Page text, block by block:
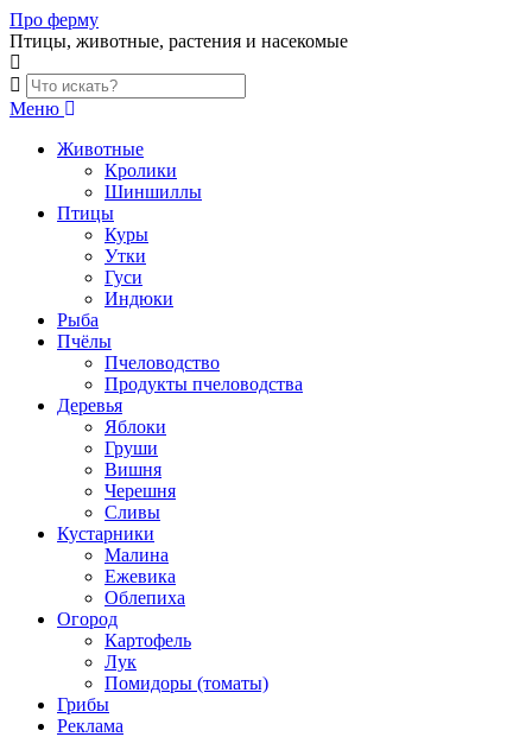
Skip
to
content
Про ферму
Птицы, животные, растения и насекомые
Меню
Животные
Кролики
Шиншиллы
Птицы
Куры
Утки
Гуси
Индюки
Рыба
Пчёлы
Пчеловодство
Продукты пчеловодства
Деревья
Яблоки
Груши
Вишня
Черешня
Сливы
Кустарники
Малина
Ежевика
Облепиха
Огород
Картофель
Лук
Помидоры (томаты)
Грибы
Реклама